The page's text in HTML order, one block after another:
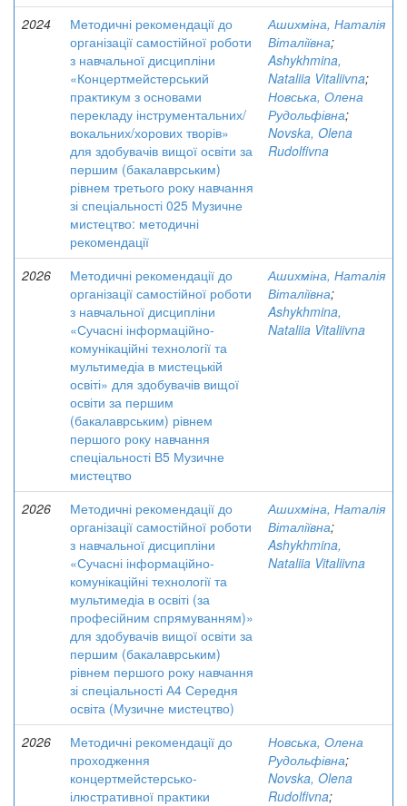
2024
Методичні рекомендації до
організації самостійної роботи
з навчальної дисципліни
«Концертмейстерський
практикум з основами
перекладу інструментальних/
вокальних/хорових творів»
для здобувачів вищої освіти за
першим (бакалаврським)
рівнем третього року навчання
зі спеціальності 025 Музичне
мистецтво: методичні
рекомендації
Ашихміна, Наталія
Віталіївна;
Ashykhmina,
Nataliia Vitaliivna;
Новська, Олена
Рудольфівна;
Novska, Olena
Rudolfivna
2026
Методичні рекомендації до
організації самостійної роботи
з навчальної дисципліни
«Сучасні інформаційно-
комунікаційні технології та
мультимедіа в мистецькій
освіті» для здобувачів вищої
освіти за першим
(бакалаврським) рівнем
першого року навчання
спеціальності В5 Музичне
мистецтво
Ашихміна, Наталія
Віталіївна;
Ashykhmina,
Nataliia Vitaliivna
2026
Методичні рекомендації до
організації самостійної роботи
з навчальної дисципліни
«Сучасні інформаційно-
комунікаційні технології та
мультимедіа в освіті (за
професійним спрямуванням)»
для здобувачів вищої освіти за
першим (бакалаврським)
рівнем першого року навчання
зі спеціальності А4 Середня
освіта (Музичне мистецтво)
Ашихміна, Наталія
Віталіївна;
Ashykhmina,
Nataliia Vitaliivna
2026
Методичні рекомендації до
проходження
концертмейстерсько-
ілюстративної практики
Новська, Олена
Рудольфівна;
Novska, Olena
Rudolfivna;